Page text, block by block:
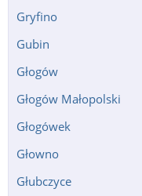
Gryfino
Gubin
Głogów
Głogów Małopolski
Głogówek
Głowno
Głubczyce